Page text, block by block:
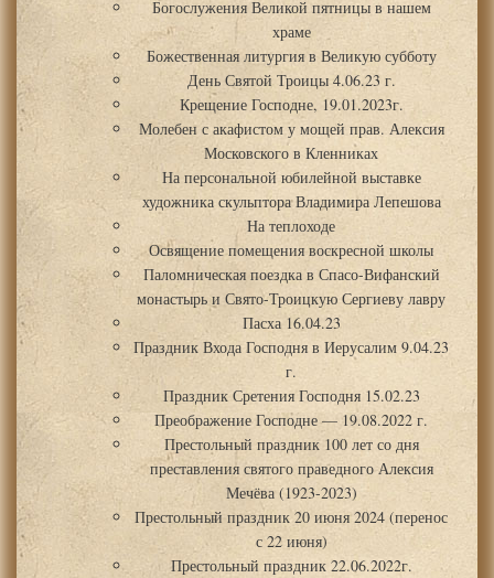
Богослужения Великой пятницы в нашем
храме
Божественная литургия в Великую субботу
День Святой Троицы 4.06.23 г.
Крещение Господне, 19.01.2023г.
Молебен с акафистом у мощей прав. Алексия
Московского в Кленниках
На персональной юбилейной выставке
художника скульптора Владимира Лепешова
На теплоходе
Освящение помещения воскресной школы
Паломническая поездка в Спасо-Вифанский
монастырь и Свято-Троицкую Сергиеву лавру
Пасха 16.04.23
Праздник Входа Господня в Иерусалим 9.04.23
г.
Праздник Сретения Господня 15.02.23
Преображение Господне — 19.08.2022 г.
Престольный праздник 100 лет со дня
преставления святого праведного Алексия
Мечёва (1923-2023)
Престольный праздник 20 июня 2024 (перенос
с 22 июня)
Престольный праздник 22.06.2022г.